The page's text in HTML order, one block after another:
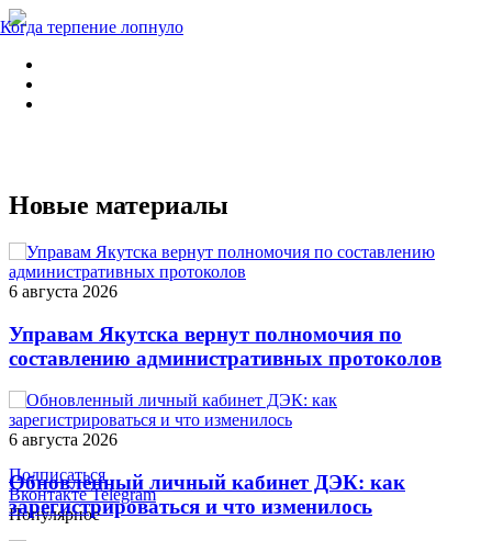
Подписаться
ВконтактеTelegram
Популярное
Когда терпение лопнуло
Новые материалы
6 августа 2026
Управам Якутска вернут полномочия по
составлению административных протоколов
6 августа 2026
Обновленный личный кабинет ДЭК: как
зарегистрироваться и что изменилось